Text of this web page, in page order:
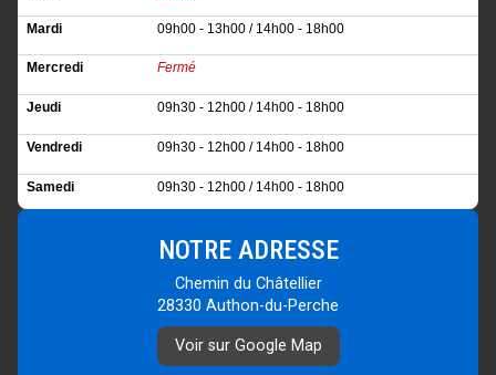
Mardi 09h00 - 13h00 / 14h00 - 18h00
Mercredi Fermé
Jeudi 09h30 - 12h00 / 14h00 - 18h00
Vendredi 09h30 - 12h00 / 14h00 - 18h00
Samedi 09h30 - 12h00 / 14h00 - 18h00
NOTRE ADRESSE
Chemin du Châtellier
28330 Authon-du-Perche
Voir sur Google Map